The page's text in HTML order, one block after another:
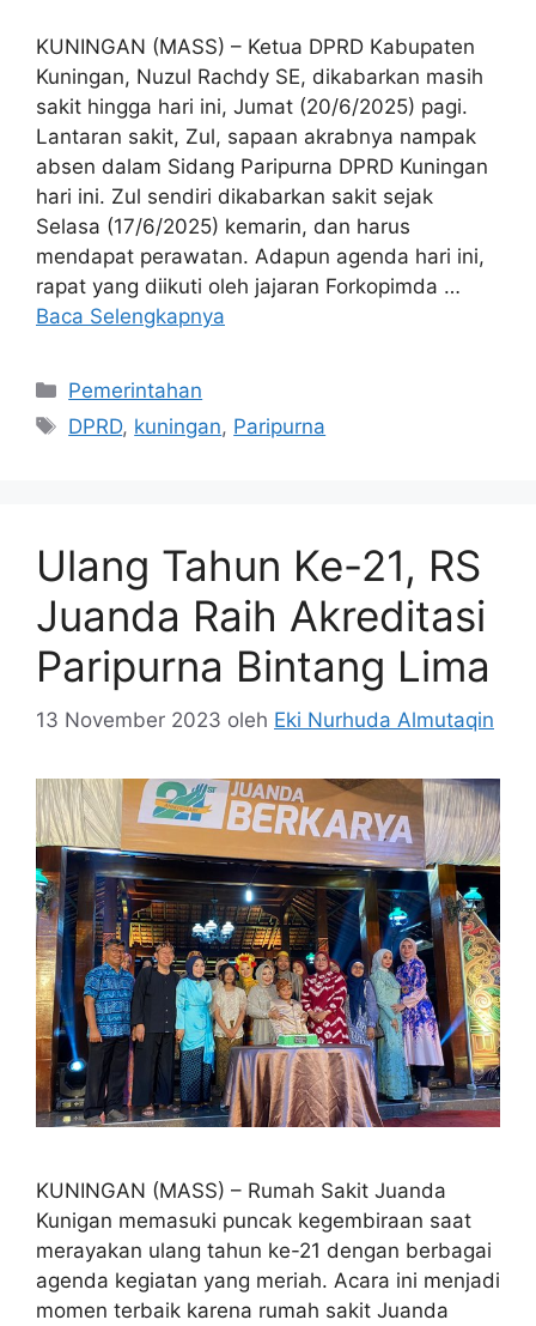
KUNINGAN (MASS) – Ketua DPRD Kabupaten
Kuningan, Nuzul Rachdy SE, dikabarkan masih
sakit hingga hari ini, Jumat (20/6/2025) pagi.
Lantaran sakit, Zul, sapaan akrabnya nampak
absen dalam Sidang Paripurna DPRD Kuningan
hari ini. Zul sendiri dikabarkan sakit sejak
Selasa (17/6/2025) kemarin, dan harus
mendapat perawatan. Adapun agenda hari ini,
rapat yang diikuti oleh jajaran Forkopimda …
Baca Selengkapnya
Kategori
Pemerintahan
Tag
DPRD, kuningan, Paripurna
Ulang Tahun Ke-21, RS
Juanda Raih Akreditasi
Paripurna Bintang Lima
13 November 2023 oleh Eki Nurhuda Almutaqin
KUNINGAN (MASS) – Rumah Sakit Juanda
Kunigan memasuki puncak kegembiraan saat
merayakan ulang tahun ke-21 dengan berbagai
agenda kegiatan yang meriah. Acara ini menjadi
momen terbaik karena rumah sakit Juanda